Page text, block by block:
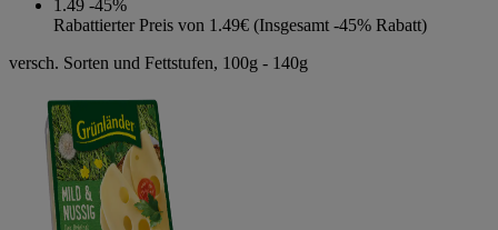
1.49 -45%
Rabattierter Preis von 1.49€ (Insgesamt -45% Rabatt)
versch. Sorten und Fettstufen, 100g - 140g